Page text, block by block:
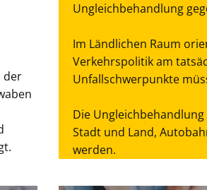
Ungleichbehandlung
Im Ländlichen Raum
Verkehrspolitik am
Unfallschwerpunkte
Die
Stadt und Land,
werden.
der